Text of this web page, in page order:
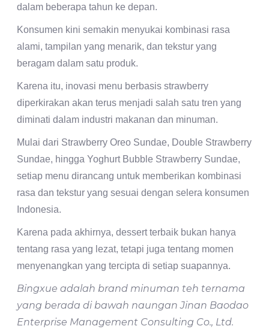
dalam beberapa tahun ke depan.
Konsumen kini semakin menyukai kombinasi rasa
alami, tampilan yang menarik, dan tekstur yang
beragam dalam satu produk.
Karena itu, inovasi menu berbasis strawberry
diperkirakan akan terus menjadi salah satu tren yang
diminati dalam industri makanan dan minuman.
Mulai dari Strawberry Oreo Sundae, Double Strawberry
Sundae, hingga Yoghurt Bubble Strawberry Sundae,
setiap menu dirancang untuk memberikan kombinasi
rasa dan tekstur yang sesuai dengan selera konsumen
Indonesia.
Karena pada akhirnya, dessert terbaik bukan hanya
tentang rasa yang lezat, tetapi juga tentang momen
menyenangkan yang tercipta di setiap suapannya.
Bingxue adalah brand minuman teh ternama
yang berada di bawah naungan Jinan Baodao
Enterprise Management Consulting Co., Ltd.